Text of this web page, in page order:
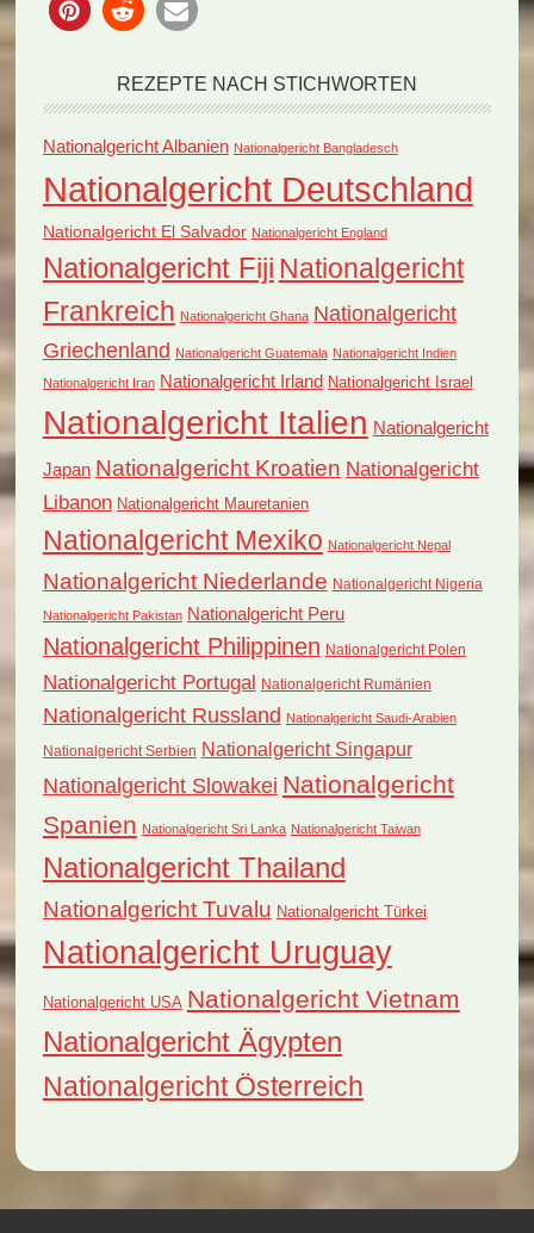
REZEPTE NACH STICHWORTEN
Nationalgericht Albanien Nationalgericht Bangladesch
Nationalgericht Deutschland
Nationalgericht El Salvador Nationalgericht England
Nationalgericht Fiji Nationalgericht
Frankreich Nationalgericht Ghana Nationalgericht
Griechenland Nationalgericht Guatemala Nationalgericht Indien
Nationalgericht Iran Nationalgericht Irland Nationalgericht Israel
Nationalgericht Italien Nationalgericht
Japan Nationalgericht Kroatien Nationalgericht
Libanon Nationalgericht Mauretanien
Nationalgericht Mexiko Nationalgericht Nepal
Nationalgericht Niederlande Nationalgericht Nigeria
Nationalgericht Pakistan Nationalgericht Peru
Nationalgericht Philippinen Nationalgericht Polen
Nationalgericht Portugal Nationalgericht Rumänien
Nationalgericht Russland Nationalgericht Saudi-Arabien
Nationalgericht Serbien Nationalgericht Singapur
Nationalgericht Slowakei Nationalgericht
Spanien Nationalgericht Sri Lanka Nationalgericht Taiwan
Nationalgericht Thailand
Nationalgericht Tuvalu Nationalgericht Türkei
Nationalgericht Uruguay
Nationalgericht USA Nationalgericht Vietnam
Nationalgericht Ägypten
Nationalgericht Österreich